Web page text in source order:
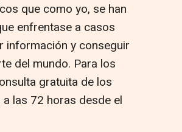
que como yo, se han
enfrentase a casos
información y conseguir
del mundo. Para los
gratuita de los
las 72 horas desde el